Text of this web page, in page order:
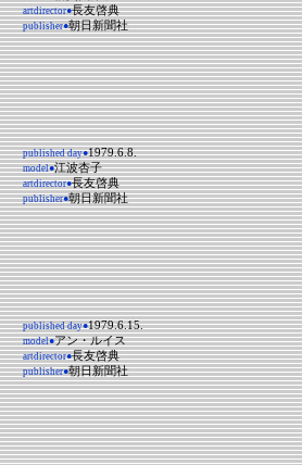
artdirector●長友啓典
publisher●朝日新聞社
published day●1979.6.8.
model●江波杏子
artdirector●長友啓典
publisher●朝日新聞社
published day●1979.6.15.
model●アン・ルイス
artdirector●長友啓典
publisher●朝日新聞社